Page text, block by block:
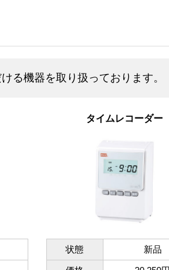
る機器を取り扱っております。
タイムレコーダー
状態 新品